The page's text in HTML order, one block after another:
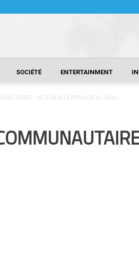
SOCIÉTÉ ENTERTAINMENT
: NOUVEAU CARNAGE AU MALI